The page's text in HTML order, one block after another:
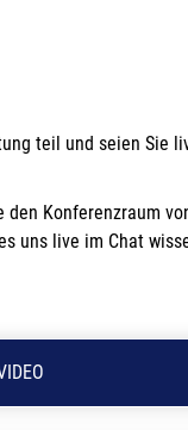
teil und seien Sie
Konferenzraum
uns live im Chat